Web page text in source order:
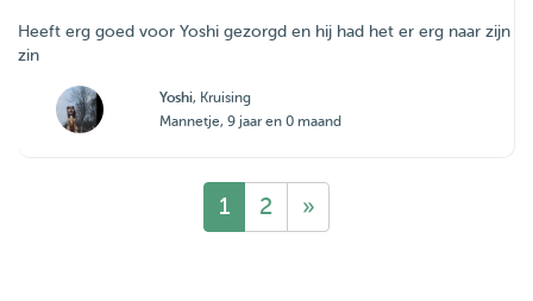
Heeft erg goed voor Yoshi gezorgd en hij had het er erg naar zijn
zin
Yoshi, Kruising
Mannetje, 9 jaar en 0 maand
1 2 »